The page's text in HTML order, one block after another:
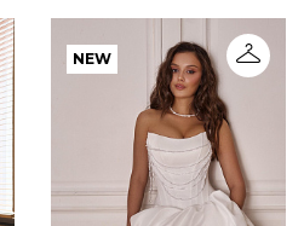
NEW